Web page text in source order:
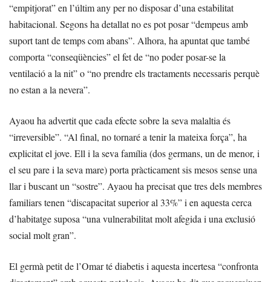
“empitjorat” en l’últim any per no disposar d’una estabilitat
habitacional. Segons ha detallat no es pot posar “dempeus amb
suport tant de temps com abans”. Alhora, ha apuntat que també
comporta “conseqüències” el fet de “no poder posar-se la
ventilació a la nit” o “no prendre els tractaments necessaris perquè
no estan a la nevera”.
Ayaou ha advertit que cada efecte sobre la seva malaltia és
“irreversible”. “Al final, no tornaré a tenir la mateixa força”, ha
explicitat el jove. Ell i la seva família (dos germans, un de menor, i
el seu pare i la seva mare) porta pràcticament sis mesos sense una
llar i buscant un “sostre”. Ayaou ha precisat que tres dels membres
familiars tenen “discapacitat superior al 33%” i en aquesta cerca
d’habitatge suposa “una vulnerabilitat molt afegida i una exclusió
social molt gran”.
El germà petit de l’Omar té diabetis i aquesta incertesa “confronta